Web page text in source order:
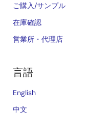
ご購入/サンプル
在庫確認
営業所・代理店
言語
English
中文